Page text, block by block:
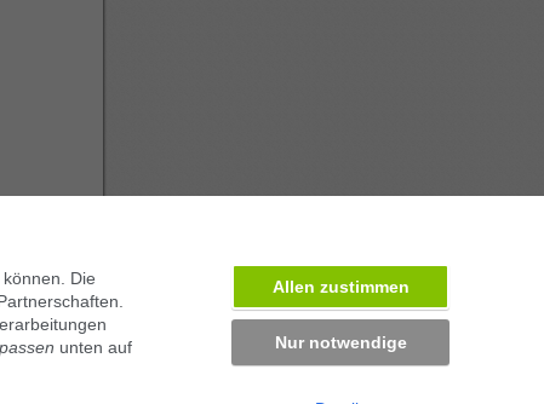
in München
Die
unten auf
Allen zustimmen
Nur notwendige